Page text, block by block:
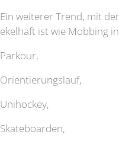
Ein weiterer Trend, mit
ekelhaft ist wie Mobbing
Parkour,
Orientierungslauf,
Unihockey,
Skateboarden,